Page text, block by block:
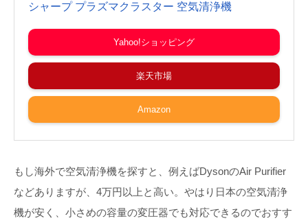
シャープ プラズマクラスター 空気清浄機
Yahoo!ショッピング
楽天市場
Amazon
もし海外で空気清浄機を探すと、例えばDysonのAir Purifier
などありますが、4万円以上と高い。やはり日本の空気清浄
機が安く、小さめの容量の変圧器でも対応できるのでおすす